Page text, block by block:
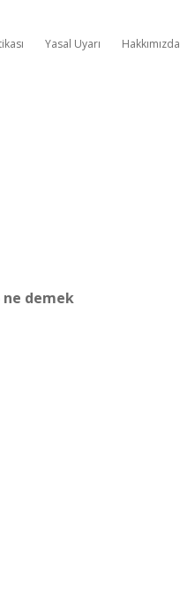
Yasal Uyarı Hakkımızda
ne demek